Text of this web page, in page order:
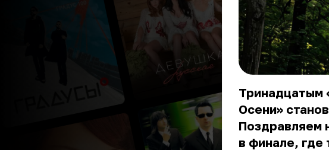
Тринадцатым
Осени»
Поздравляем
в финале, где